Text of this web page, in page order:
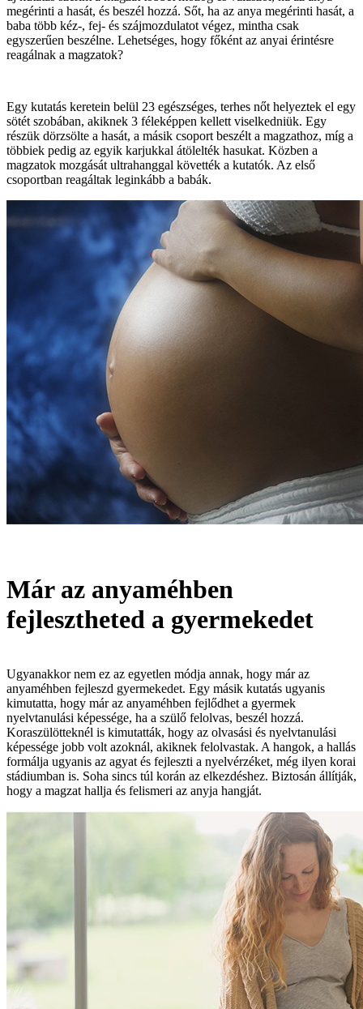
megérinti a hasát, és beszél hozzá. Sőt, ha az anya megérinti hasát, a
baba több kéz-, fej- és szájmozdulatot végez, mintha csak
egyszerűen beszélne. Lehetséges, hogy főként az anyai érintésre
reagálnak a magzatok?
Egy kutatás keretein belül 23 egészséges, terhes nőt helyeztek el egy
sötét szobában, akiknek 3 féleképpen kellett viselkedniük. Egy
részük dörzsölte a hasát, a másik csoport beszélt a magzathoz, míg a
többiek pedig az egyik karjukkal átölelték hasukat. Közben a
magzatok mozgását ultrahanggal követték a kutatók. Az első
csoportban reagáltak leginkább a babák.
Már az anyaméhben
fejlesztheted a gyermekedet
Ugyanakkor nem ez az egyetlen módja annak, hogy már az
anyaméhben fejleszd gyermekedet. Egy másik kutatás ugyanis
kimutatta, hogy már az anyaméhben fejlődhet a gyermek
nyelvtanulási képessége, ha a szülő felolvas, beszél hozzá.
Koraszülötteknél is kimutatták, hogy az olvasási és nyelvtanulási
képessége jobb volt azoknál, akiknek felolvastak. A hangok, a hallás
formálja ugyanis az agyat és fejleszti a nyelvérzéket, még ilyen korai
stádiumban is. Soha sincs túl korán az elkezdéshez. Biztosán állítják,
hogy a magzat hallja és felismeri az anyja hangját.